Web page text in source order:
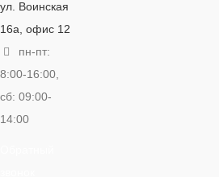
ул. Воинская
16а, офис 12
пн-пт:
8:00-16:00,
сб: 09:00-
14:00